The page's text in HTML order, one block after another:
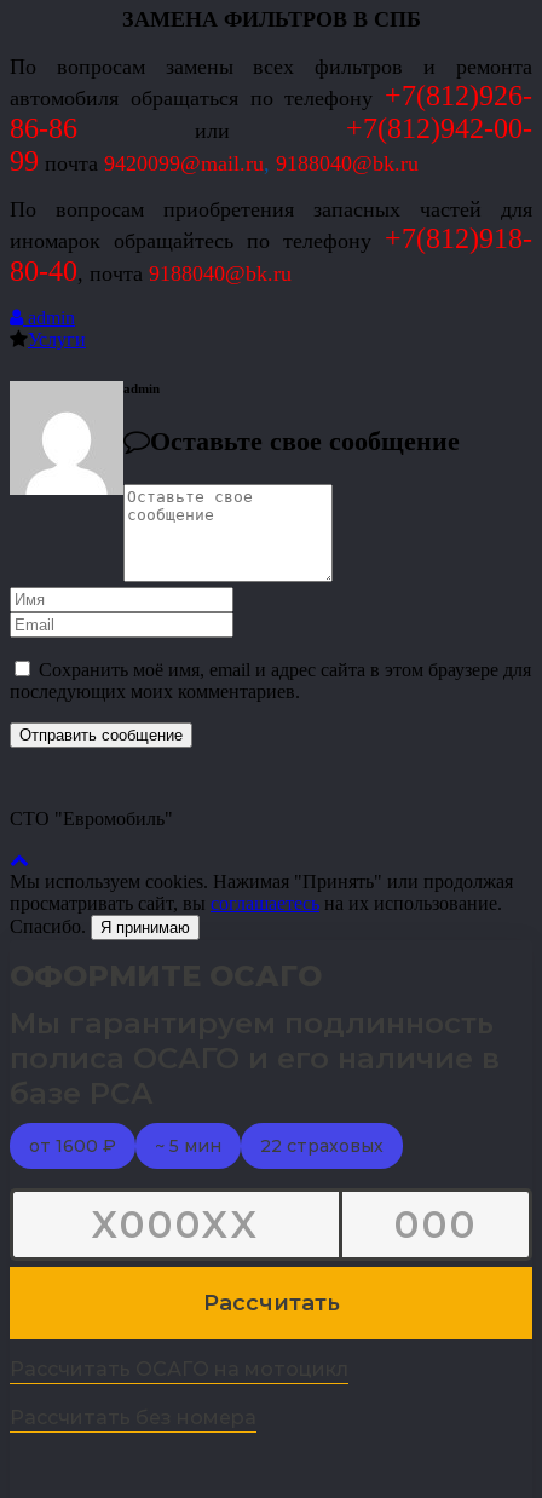
ЗАМЕНА ФИЛЬТРОВ В СПБ
По вопросам замены всех фильтров и ремонта
автомобиля обращаться по телефону +7(812)926-
86-86
или +7(812)942-00-
99 почта 9420099@mail.ru, 9188040@bk.ru
По вопросам приобретения запасных частей для
иномарок обращайтесь по телефону +7(812)918-
80-40, почта 9188040@bk.ru
admin
Услуги
admin
Оставьте свое сообщение
Сохранить моё имя, email и адрес сайта в этом браузере для
последующих моих комментариев.
СТО "Евромобиль"
Мы используем cookies. Нажимая "Принять" или продолжая
просматривать сайт, вы соглашаетесь на их использование.
Спасибо.
Я принимаю